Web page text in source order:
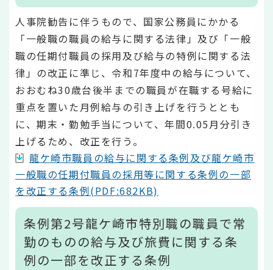
人事院勧告に伴うもので、国家公務員にかかる
「一般職の職員の給与に関する法律」及び「一般
職の任期付職員の採用及び給与の特例に関する法
律」の改正に準じ、令和7年度中の給与について、
おおむね30歳台後半までの職員が在職する号給に
重点を置いた月例給与の引き上げを行うととも
に、期末・勤勉手当について、年間0.05月分引き
上げるため、改正を行う。
龍ケ崎市職員の給与に関する条例及び龍ケ崎市
一般職の任期付職員の採用等に関する条例の一部
を改正する条例(PDF:682KB)
条例第2号龍ケ崎市特別職の職員で常
勤のものの給与及び旅費に関する条
例の一部を改正する条例